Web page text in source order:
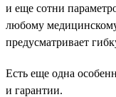
и еще сотни
любому
предусматривает
Есть еще одна
и гарантии.